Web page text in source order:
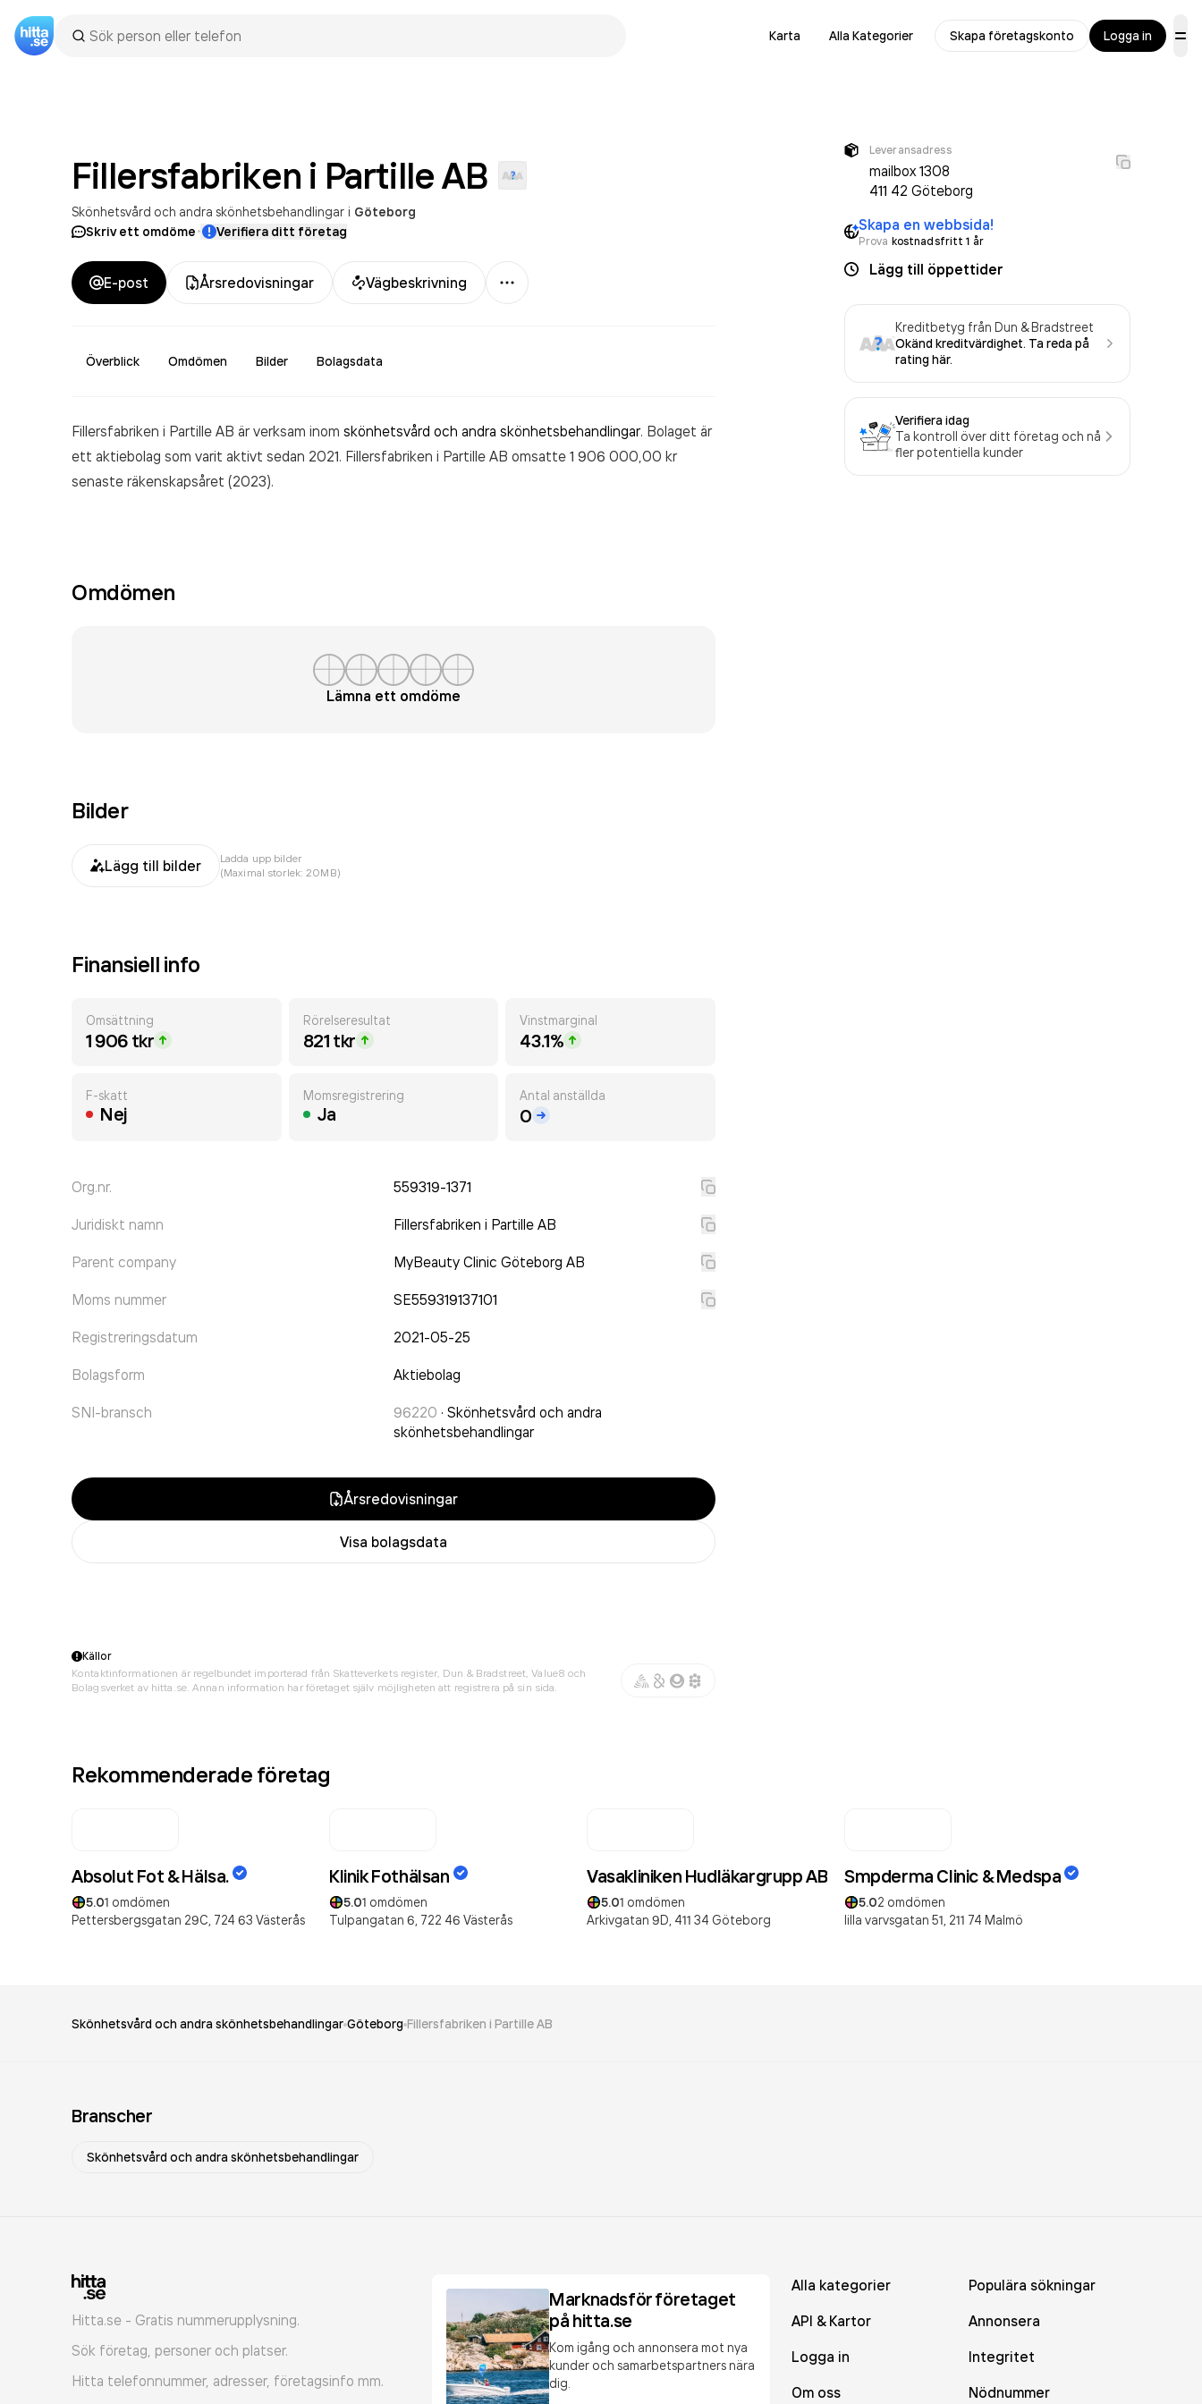
Karta Alla Kategorier Skapa företagskonto Logga in
Fillersfabriken i PartilleAB
Skönhetsvård och andra skönhetsbehandlingar i Göteborg
Skriv ett omdöme· Verifiera ditt företag
E-post Årsredovisningar Vägbeskrivning
Mer
Överblick Omdömen Bilder Bolagsdata
Fillersfabriken i Partille AB är verksam inom skönhetsvård och andra skönhetsbehandlingar. Bolaget är
ett aktiebolag som varit aktivt sedan 2021. Fillersfabriken i Partille AB omsatte 1 906 000,00 kr
senaste räkenskapsåret (2023).
Omdömen
Lämna ett omdöme
Bilder
Lägg till bilder
Ladda upp bilder
(Maximal storlek: 20MB)
Finansiell info
Omsättning
1 906 tkr
Rörelseresultat
821 tkr
Vinstmarginal
43.1%
F-skatt
Nej
Momsregistrering
Ja
Antal anställda
0
Org.nr. 559319-1371
Juridiskt namn Fillersfabriken i Partille AB
Parent company MyBeauty Clinic Göteborg AB
Moms nummer SE559319137101
Registreringsdatum 2021-05-25
Bolagsform Aktiebolag
SNI-bransch 96220 · Skönhetsvård och andra
skönhetsbehandlingar
Årsredovisningar
Visa bolagsdata
Leveransadress
mailbox 1308
411 42 Göteborg
Skapa en webbsida!
Prova kostnadsfritt 1 år
Lägg till öppettider
Kreditbetyg från Dun & Bradstreet
Okänd kreditvärdighet. Ta reda på
rating här.
Verifiera idag
Ta kontroll över ditt företag och nå
fler potentiella kunder
Källor
Kontaktinformationen är regelbundet importerad från Skatteverkets register, Dun & Bradstreet, Value8 och
Bolagsverket av hitta.se. Annan information har företaget själv möjligheten att registrera på sin sida.
Rekommenderade företag
Absolut Fot & Hälsa.
5.01 omdömen
Pettersbergsgatan 29C, 724 63 Västerås
Klinik Fothälsan
5.01 omdömen
Tulpangatan 6, 722 46 Västerås
Vasakliniken Hudläkargrupp AB
5.01 omdömen
Arkivgatan 9D, 411 34 Göteborg
Smpderma Clinic & Medspa
5.02 omdömen
lilla varvsgatan 51, 211 74 Malmö
Skönhetsvård och andra skönhetsbehandlingar Göteborg Fillersfabriken i Partille AB
Branscher
Skönhetsvård och andra skönhetsbehandlingar
Hitta.se - Gratis nummerupplysning.
Sök företag, personer och platser.
Hitta telefonnummer, adresser, företagsinfo mm.
Marknadsför företaget
på hitta.se
Kom igång och annonsera mot nya
kunder och samarbetspartners nära
dig.
Alla kategorier
Populära sökningar
API & Kartor
Annonsera
Logga in
Integritet
Om oss
Nödnummer